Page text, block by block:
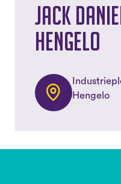
Jack
Hengelo
Hengelo